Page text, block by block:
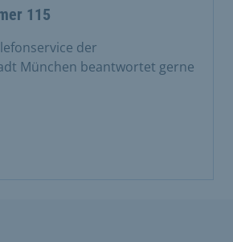
115
der
München beantwortet gerne